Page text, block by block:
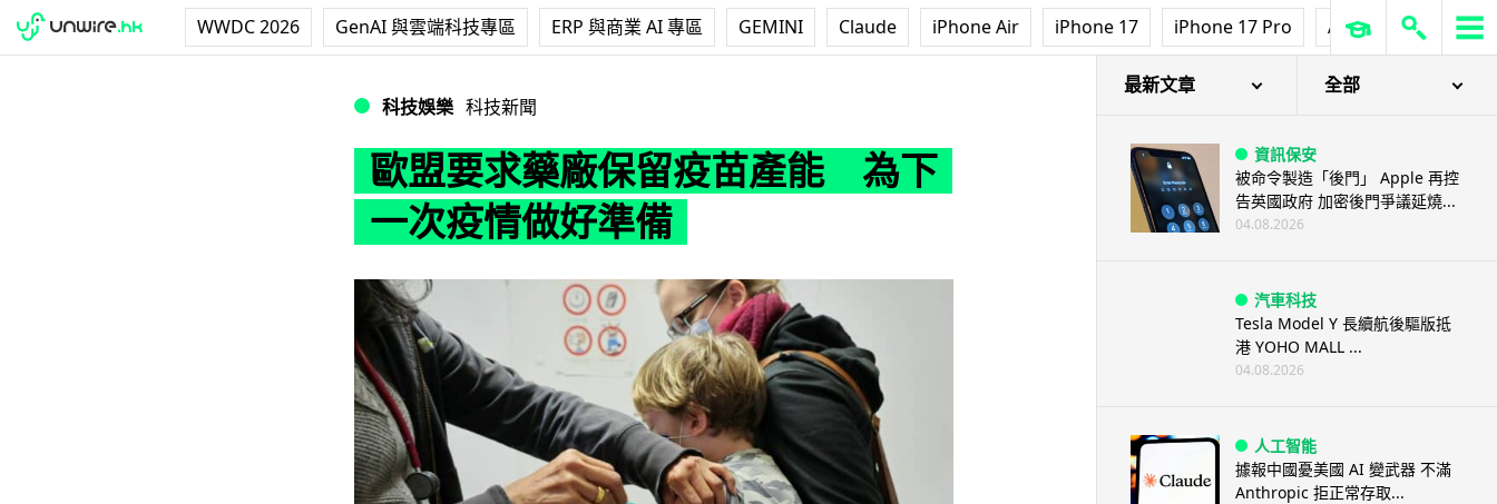
WWDC 2026 GenAI 與雲端科技專區 ERP 與商業 AI 專區 GEMINI Claude iPhone Air iPhone 17 iPhone 17 Pro AirPods Pro 3
科技娛樂 科技新聞
歐盟要求藥廠保留疫苗產能 為下
一次疫情做好準備
最新文章 全部
資訊保安
被命令製造「後門」 Apple 再控
告英國政府 加密後門爭議延燒...
04.08.2026
汽車科技
Tesla Model Y 長續航後驅版抵
港 YOHO MALL ...
04.08.2026
人工智能
據報中國憂美國 AI 變武器 不滿
Anthropic 拒正常存取...